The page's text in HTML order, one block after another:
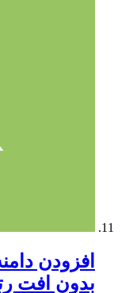
افزودن
بدون افت